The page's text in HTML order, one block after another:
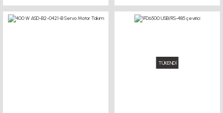
TÜKENDİ